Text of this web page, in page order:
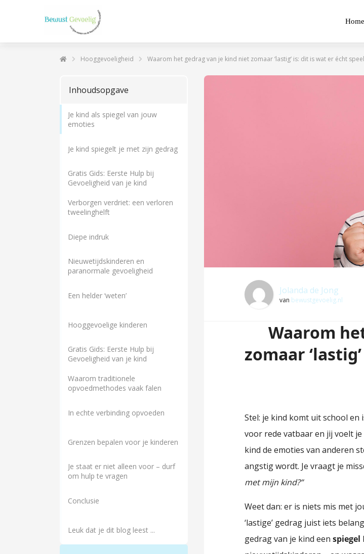
Home
Hooggevoeligheid Waarom het gedrag van je kind niet zomaar ‘lastig’ is: dit is wat er écht
Inhoudsopgave
Je kind als spiegel van jouw
emoties
Je kind spiegelt je met zijn gedrag
Gratis Gids: Eerste Hulp bij
Gevoeligheid van je kind
Verborgen verdriet: een verloren
tweelinghelft
Diepe indruk
Nieuwetijdskinderen en
paranormale gevoeligheid
Een helder ‘weten’
Hooggevoelige kinderen
Gratis Gids: Eerste Hulp bij
Gevoeligheid van je kind
Waarom traditionele
opvoedmethodes vaak falen
In echte verbinding opvoeden
Grenzen bepalen voor je kinderen
Je staat er niet alleen voor – durf
om hulp te vragen
Conclusie
Leuk dat je dit blog leest ...
Jolanda de Jong
van bewustgevoelig.nl
Waarom
zomaar
Stel: je kind komt uit school en
voor rede vatbaar en jij voelt
kind de emoties van anderen
angstig wordt. Je vraagt je
met mijn kind?”
Weet dan: er is niets mis met
‘lastige’ gedrag juist iets
gedrag van je kind een spiegel